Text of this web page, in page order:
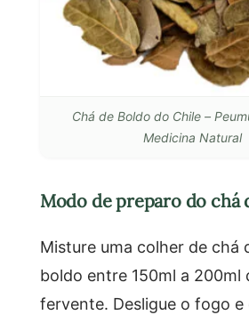
Chá de Boldo do Chile –
Medicina Natural
Modo de preparo do chá
Misture uma colher de chá
boldo entre 150ml a 200ml
fervente. Desligue o fogo e